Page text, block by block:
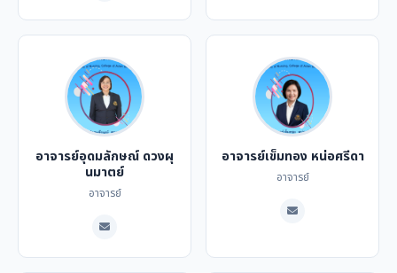
อาจารย์อุดมลักษณ์ ดวงผุ
นมาตย์
อาจารย์
อาจารย์เข็มทอง หน่อศรีดา
อาจารย์